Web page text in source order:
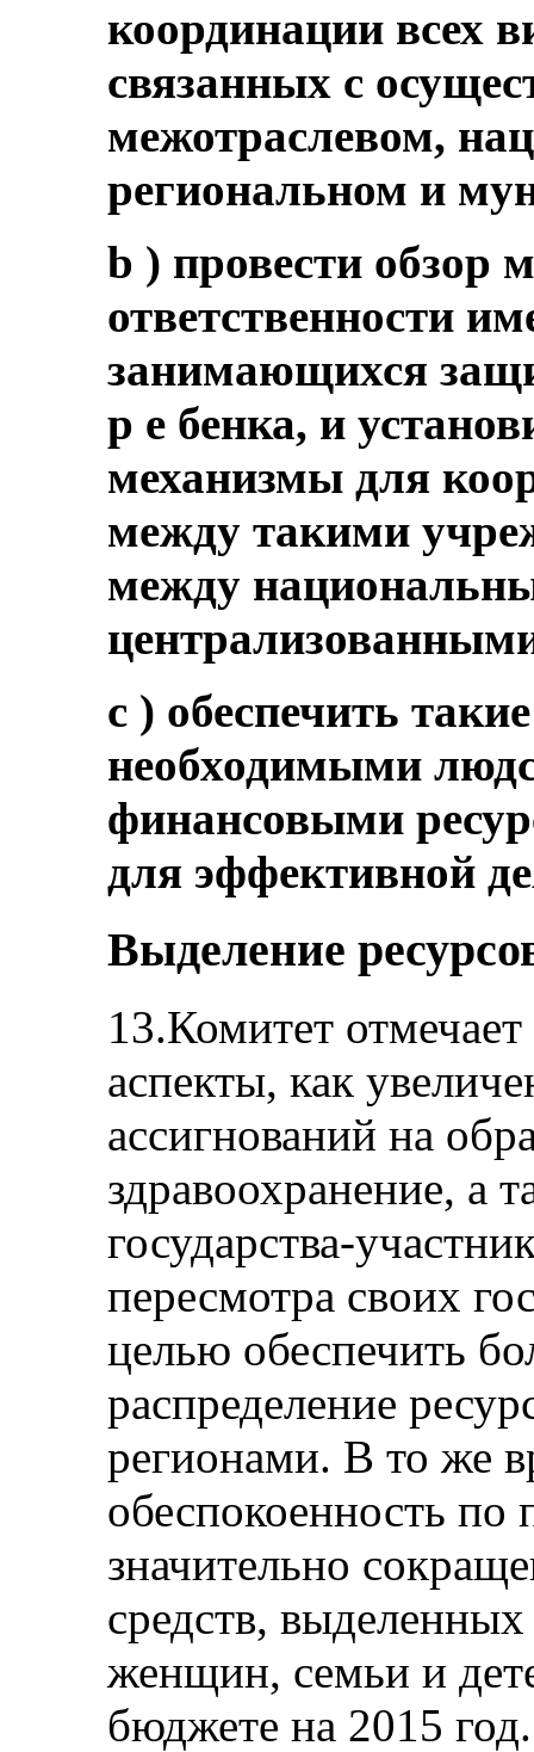
координации всех
связанных с
межотраслевом,
региональном и
b ) провести обзор
ответственности
занимающихся
р е бенка, и
механизмы для
между такими
между
c ) обеспечить
необходимыми
финансовыми
для эффективной
Выделение
13.Комитет
аспекты, как
ассигнований на
здравоохранение, а
пересмотра своих
целью обеспечить
распределение
регионами. В то же
обеспокоенность по
значительно
средств,
женщин, семьи и
бюджете на 2015 год.